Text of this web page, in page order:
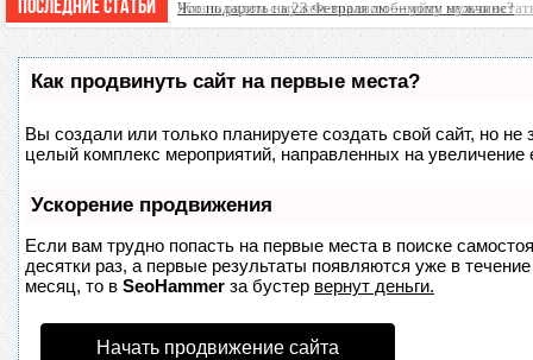
Последние статьи Что подарить на 23 Февраля любимому мужчине?
Как продвинуть сайт на первые места?
Вы создали или только планируете создать свой сайт, но
целый комплекс мероприятий, направленных на
Ускорение продвижения
Если вам трудно попасть на первые места в поиске
десятки раз, а первые результаты появляются уже в
месяц, то в SeoHammerза бустер вернут деньги.
Начать продвижение сайта